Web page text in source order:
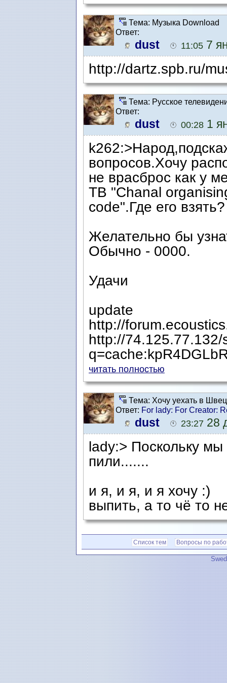
Тема: Музыка Download
Ответ:
dust 11:05 7
http://dartz.spb.ru/
Тема: Русское
Ответ:
dust 00:28 1
вопросов.Хочу
не врасброс как у
ТВ "Chanal
code".Где его взять?
Желательно бы
Обычно - 0000.
Удачи
update
http://
http://74.125.77.132/
читать полностью
Тема: Хочу уехать в
Ответ: For lady: For Creator:
Ваши советы
dust 23:27 28
lady:> Поскольку
пили.......
и я, и я, и я хочу :)
выпить, а то чё то
Список тем Вопросы по